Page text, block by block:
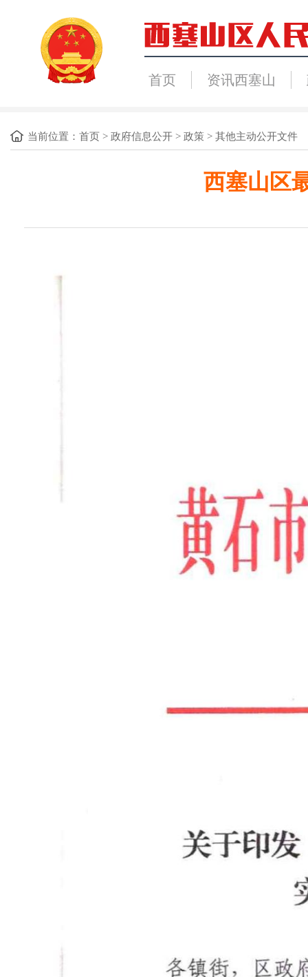
首页 资讯西塞山
当前位置： 首页 > 政府信息公开 > 政策 > 其他主动公开文件
西塞山区